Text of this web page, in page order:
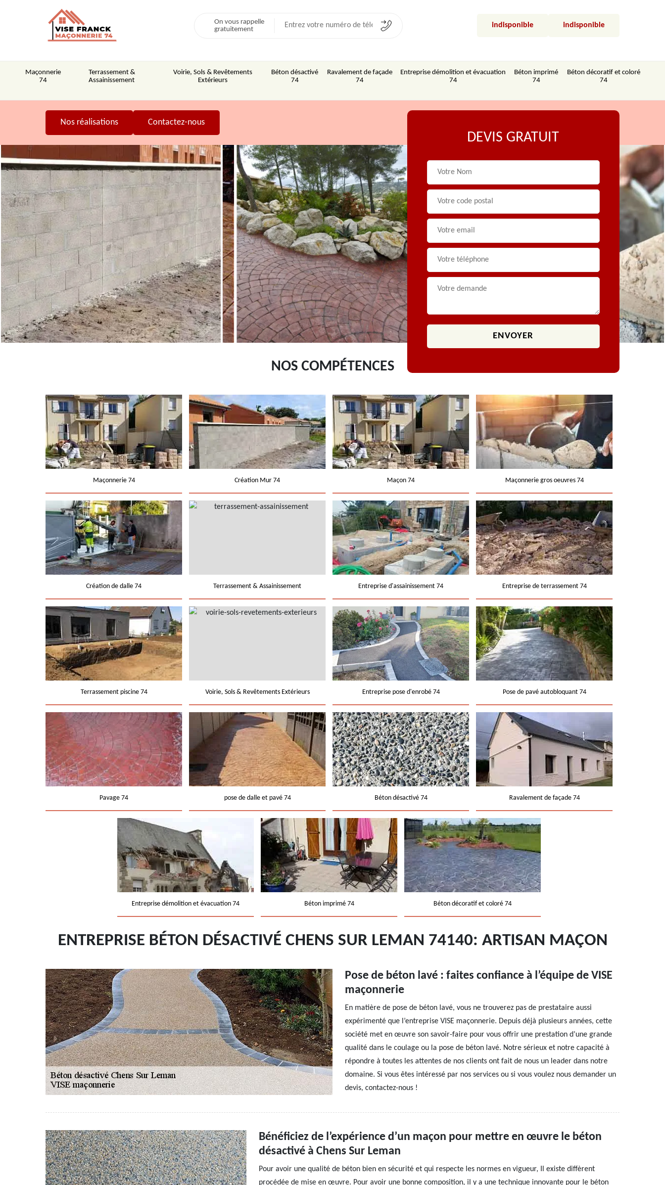
On vous rappelle
gratuitement
indisponible indisponible
Maçonnerie
74
Terrassement &
Assainissement
Voirie, Sols & Revêtements
Extérieurs
Béton désactivé
74
Ravalement de façade
74
Entreprise démolition et évacuation
74
Béton imprimé
74
Béton décoratif et coloré
74
Nos réalisations Contactez-nous
DEVIS GRATUIT
NOS COMPÉTENCES
Maçonnerie 74 Création Mur 74 Maçon 74 Maçonnerie gros oeuvres 74
Création de dalle 74 Terrassement & Assainissement Entreprise d'assainissement 74 Entreprise de terrassement 74
Terrassement piscine 74 Voirie, Sols & Revêtements Extérieurs Entreprise pose d'enrobé 74 Pose de pavé autobloquant 74
Pavage 74 pose de dalle et pavé 74 Béton désactivé 74 Ravalement de façade 74
Entreprise démolition et évacuation 74 Béton imprimé 74 Béton décoratif et coloré 74
ENTREPRISE BÉTON DÉSACTIVÉ CHENS SUR LEMAN 74140: ARTISAN MAÇON
Pose de béton lavé : faites confiance à l’équipe de VISE
maçonnerie
En matière de pose de béton lavé, vous ne trouverez pas de prestataire aussi
expérimenté que l’entreprise VISE maçonnerie. Depuis déjà plusieurs années, cette
société met en œuvre son savoir-faire pour vous offrir une prestation d’une grande
qualité dans le coulage ou la pose de béton lavé. Notre sérieux et notre capacité à
répondre à toutes les attentes de nos clients ont fait de nous un leader dans notre
domaine. Si vous êtes intéressé par nos services ou si vous voulez nous demander un
devis, contactez-nous !
Bénéficiez de l’expérience d’un maçon pour mettre en œuvre le béton
désactivé à Chens Sur Leman
Pour avoir une qualité de béton bien en sécurité et qui respecte les normes en vigueur, Il existe diffèrent
procédée de mise en œuvre. Pour avoir une bonne composition, il y a une technique innovante pour le béton